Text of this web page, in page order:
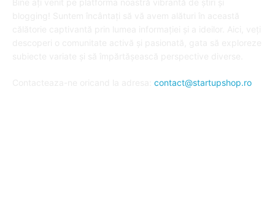
contact@startupshop.ro